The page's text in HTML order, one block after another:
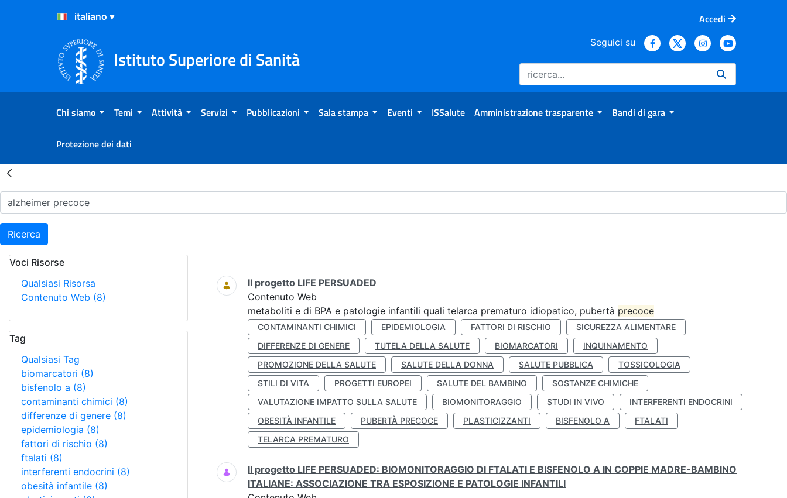
Salta al Contenuto
Salta al Footer
Accedi
Istituto Superiore di Sanità
Seguici su
Chi siamo Temi Attività Servizi Pubblicazioni Sala stampa Eventi ISSalute Amministrazione trasparente Bandi di gara
Protezione dei dati
Risultati della Ricerca - Home
Ricerca
Voci Risorse
Qualsiasi Risorsa
Contenuto Web (8)
Tag
Qualsiasi Tag
biomarcatori (8)
bisfenolo a (8)
contaminanti chimici (8)
differenze di genere (8)
epidemiologia (8)
fattori di rischio (8)
ftalati (8)
interferenti endocrini (8)
obesità infantile (8)
Ricerca
Il progetto LIFE PERSUADED
Contenuto Web
metaboliti e di BPA e patologie infantili quali telarca prematuro idiopatico, pubertà precoce
CONTAMINANTI CHIMICI EPIDEMIOLOGIA FATTORI DI RISCHIO
SICUREZZA ALIMENTARE
DIFFERENZE DI GENERE
TUTELA DELLA SALUTE BIOMARCATORI
INQUINAMENTO
PROMOZIONE DELLA SALUTE
SALUTE DELLA DONNA SALUTE PUBBLICA
TOSSICOLOGIA
STILI DI VITA
PROGETTI EUROPEI SALUTE DEL BAMBINO
SOSTANZE CHIMICHE
VALUTAZIONE IMPATTO SULLA SALUTE
BIOMONITORAGGIO STUDI IN VIVO
INTERFERENTI ENDOCRINI
OBESITÀ INFANTILE
PUBERTÀ PRECOCE PLASTICIZZANTI BISFENOLO A
FTALATI
TELARCA PREMATURO
Il progetto LIFE PERSUADED: BIOMONITORAGGIO DI FTALATI E BISFENOLO A IN COPPIE MADRE-BAMBINO
ITALIANE: ASSOCIAZIONE TRA ESPOSIZIONE E PATOLOGIE INFANTILI